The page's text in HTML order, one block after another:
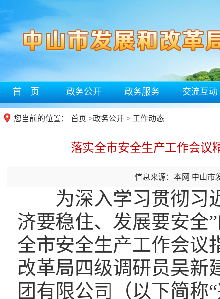
首 页 政务公开 政务服务 交流互动
您当前的位置： 首页 >政务公开 > 工作动态
落实全市安全生产工作会议
信息来源：本网 中山市
为深入学习贯彻习近
济要稳住、发展要安全
全市安全生产工作会议
改革局四级调研员吴新
团有限公司（以下简称